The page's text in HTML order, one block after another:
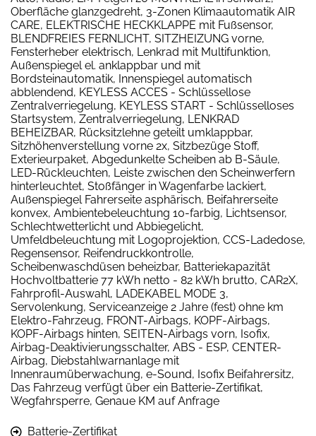
Oberfläche glanzgedreht, 3-Zonen Klimaautomatik AIR
CARE, ELEKTRISCHE HECKKLAPPE mit Fußsensor,
BLENDFREIES FERNLICHT, SITZHEIZUNG vorne,
Fensterheber elektrisch, Lenkrad mit Multifunktion,
Außenspiegel el. anklappbar und mit
Bordsteinautomatik, Innenspiegel automatisch
abblendend, KEYLESS ACCES - Schlüssellose
Zentralverriegelung, KEYLESS START - Schlüsselloses
Startsystem, Zentralverriegelung, LENKRAD
BEHEIZBAR, Rücksitzlehne geteilt umklappbar,
Sitzhöhenverstellung vorne 2x, Sitzbezüge Stoff,
Exterieurpaket, Abgedunkelte Scheiben ab B-Säule,
LED-Rückleuchten, Leiste zwischen den Scheinwerfern
hinterleuchtet, Stoßfänger in Wagenfarbe lackiert,
Außenspiegel Fahrerseite asphärisch, Beifahrerseite
konvex, Ambientebeleuchtung 10-farbig, Lichtsensor,
Schlechtwetterlicht und Abbiegelicht,
Umfeldbeleuchtung mit Logoprojektion, CCS-Ladedose,
Regensensor, Reifendruckkontrolle,
Scheibenwaschdüsen beheizbar, Batteriekapazität
Hochvoltbatterie 77 kWh netto - 82 kWh brutto, CAR2X,
Fahrprofil-Auswahl, LADEKABEL MODE 3,
Servolenkung, Serviceanzeige 2 Jahre (fest) ohne km
Elektro-Fahrzeug, FRONT-Airbags, KOPF-Airbags,
KOPF-Airbags hinten, SEITEN-Airbags vorn, Isofix,
Airbag-Deaktivierungsschalter, ABS - ESP, CENTER-
Airbag, Diebstahlwarnanlage mit
Innenraumüberwachung, e-Sound, Isofix Beifahrersitz,
Das Fahrzeug verfügt über ein Batterie-Zertifikat,
Wegfahrsperre, Genaue KM auf Anfrage
Batterie-Zertifikat